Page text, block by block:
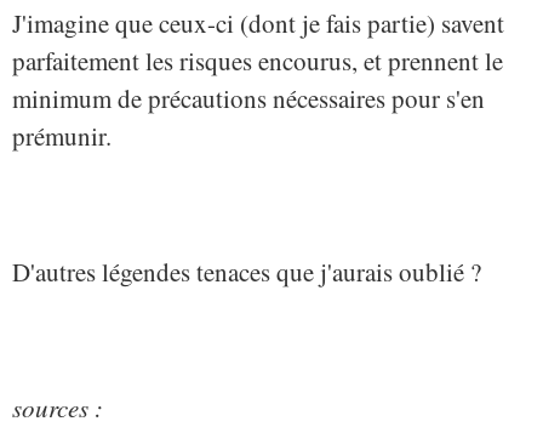
J'imagine que ceux-ci (dont je fais partie) savent
parfaitement les risques encourus, et prennent le
minimum de précautions nécessaires pour s'en
prémunir.
D'autres légendes tenaces que j'aurais oublié ?
sources :